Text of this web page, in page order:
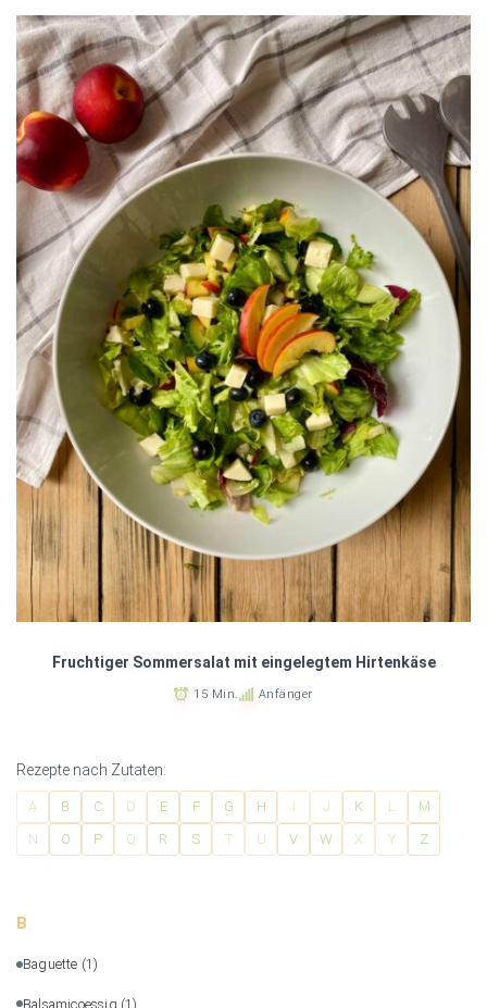
Fruchtiger Sommersalat mit eingelegtem Hirtenkäse
15 Min. Anfänger
Rezepte nach Zutaten:
A B C D E F G H I J K L
M
N
O P Q R S T U V W X Y Z
B
Baguette (1)
Balsamicoessig (1)